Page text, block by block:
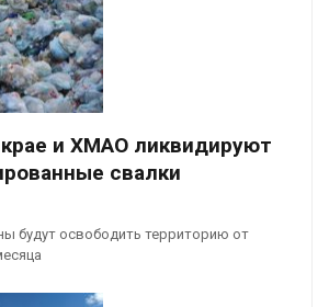
и ХМАО ликвидируют
свалки
будут освободить территорию от